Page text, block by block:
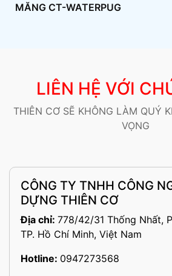
MĂNG CT-WATERPUG
LIÊN HỆ VỚI
THIÊN CƠ SẼ KHÔNG LÀM QUÝ
VỌNG
CÔNG TY TNHH CÔNG
DỰNG THIÊN CƠ
Địa chỉ: 778/42/31 Thống Nhất,
TP. Hồ Chí Minh, Việt Nam
Hotline: 0947273568